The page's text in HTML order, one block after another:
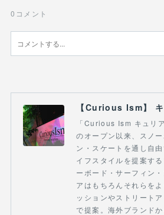
0 コメント
「Curious Ism キュリ
のオープン以来、スノ
ン・スケートを通し自
イフスタイルを提案す
ーボード・サーフィン
アはもちろんそれらを
ッションやストリート
で提案。海外ブランド